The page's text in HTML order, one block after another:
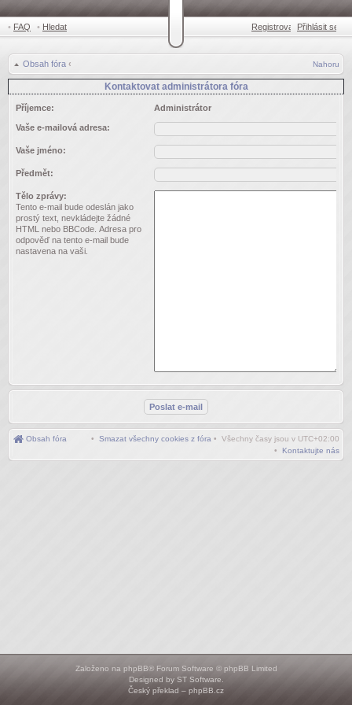
• FAQ • Hledat Registrovat •Přihlásit se
Obsah fóra ‹ Nahoru
Kontaktovat administrátora fóra
Příjemce: Administrátor
Vaše e-mailová adresa:
Vaše jméno:
Předmět:
Tělo zprávy:
Tento e-mail bude odeslán jako
prostý text, nevkládejte žádné
HTML nebo BBCode. Adresa pro
odpověď na tento e-mail bude
nastavena na vaši.
Obsah fóra • Všechny časy jsou v UTC+02:00
• Smazat všechny cookies z fóra
• Kontaktujte nás
Založeno na phpBB® Forum Software © phpBB Limited
Designed by ST Software
Český překlad – phpBB.cz